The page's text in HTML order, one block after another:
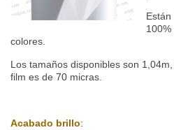
colores.
Los tamaños disponibles son
film es de 70 micras.
Acabado brillo: